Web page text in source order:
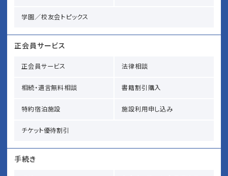
学園／校友会トピックス
正会員サービス
正会員サービス 法律相談
相続・遺言無料相談 書籍割引購入
特約宿泊施設 施設利用申し込み
チケット優待割引
手続き